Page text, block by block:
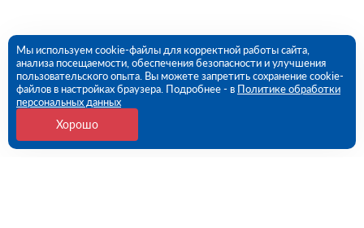
Мы используем cookie-файлы для корректной работы сайта,
анализа посещаемости, обеспечения безопасности и улучшения
пользовательского опыта. Вы можете запретить сохранение cookie-
файлов в настройках браузера. Подробнее - в Политике обработки
персональных данных
Хорошо